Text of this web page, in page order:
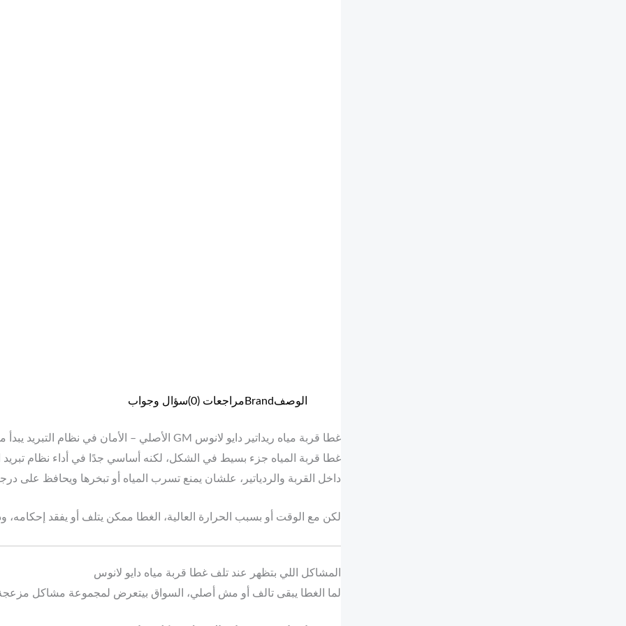
الوصفBrand مراجعات (0) سؤال وجواب
غطا قربة مياه ريداتير دايو لانوس GM الأصلي – الأمان في نظام التبريد يبدأ من هنا
غطا قربة المياه جزء بسيط في الشكل، لكنه أساسي جدًا في أداء نظام
داخل القربة والردياتير، علشان يمنع تسرب المياه أو تبخرها ويحافظ على
لكن مع الوقت أو بسبب الحرارة العالية، الغطا ممكن يتلف أو يفقد إحكامه،
المشاكل اللي بتظهر عند تلف غطا قربة مياه دايو لانوس
لما الغطا يبقى تالف أو مش أصلي، السواق بيتعرض لمجموعة مشاكل